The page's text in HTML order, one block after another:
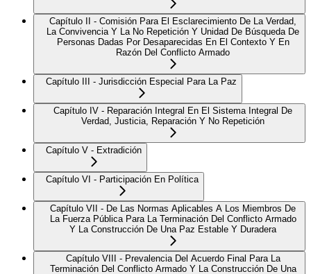
Capítulo II - Comisión Para El Esclarecimiento De La Verdad,
La Convivencia Y La No Repetición Y Unidad De Búsqueda De
Personas Dadas Por Desaparecidas En El Contexto Y En
Razón Del Conflicto Armado
Capítulo III - Jurisdicción Especial Para La Paz
Capítulo IV - Reparación Integral En El Sistema Integral De
Verdad, Justicia, Reparación Y No Repetición
Capítulo V - Extradición
Capítulo VI - Participación En Política
Capítulo VII - De Las Normas Aplicables A Los Miembros De
La Fuerza Pública Para La Terminación Del Conflicto Armado
Y La Construcción De Una Paz Estable Y Duradera
Capítulo VIII - Prevalencia Del Acuerdo Final Para La
Terminación Del Conflicto Armado Y La Construcción De Una